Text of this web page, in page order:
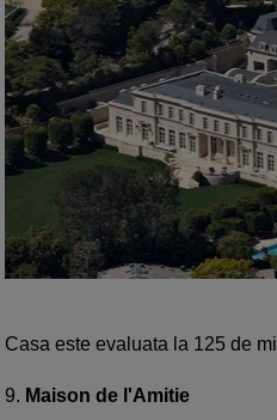
Casa este evaluata la 125 de
9. Maison de l'Amitie